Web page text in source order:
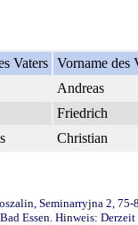
Vaters Vorname des
Andreas
Friedrich
Christian
Seminarryjna 2,
Essen. Hinweis: